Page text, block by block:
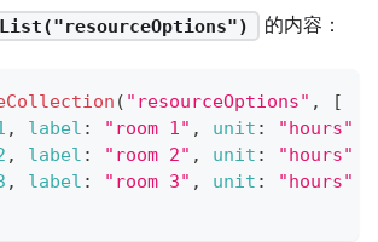
的内容：
( "resourceOptions" ,
[
, label : "room 1" , unit : "hours"
, label : "room 2" , unit : "hours"
, label : "room 3" , unit : "hours"